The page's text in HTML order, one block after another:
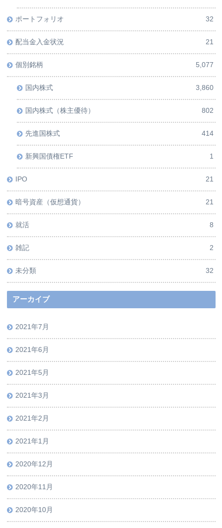
ポートフォリオ 32
配当金入金状況 21
個別銘柄 5,077
国内株式 3,860
国内株式（株主優待） 802
先進国株式 414
新興国債権ETF 1
IPO 21
暗号資産（仮想通貨） 21
就活 8
雑記 2
未分類 32
アーカイブ
2021年7月
2021年6月
2021年5月
2021年3月
2021年2月
2021年1月
2020年12月
2020年11月
2020年10月